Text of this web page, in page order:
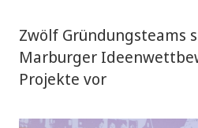
Zwölf Gründungsteams
Marburger
Projekte vor